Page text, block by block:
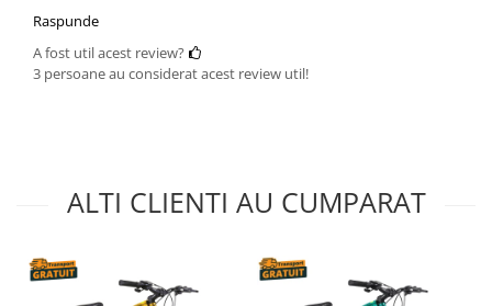
Raspunde
A fost util acest review?
3 persoane au considerat acest review util!
ALTI CLIENTI AU CUMPARAT